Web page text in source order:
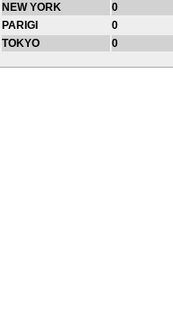
NEW YORK
0
PARIGI
0
TOKYO
0